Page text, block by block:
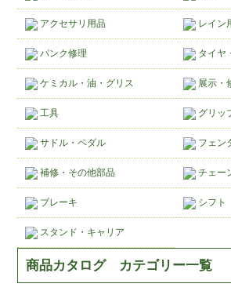
アクセサリ用品 レイン
パンク修理 タイヤ
ケミカル・油・グリス 展示・
工具 グリッ
サドル・ペダル フェン
補修・その他部品 チェー
ブレーキ シフト
スタンド・キャリア
商品カタログ カテゴリー一覧